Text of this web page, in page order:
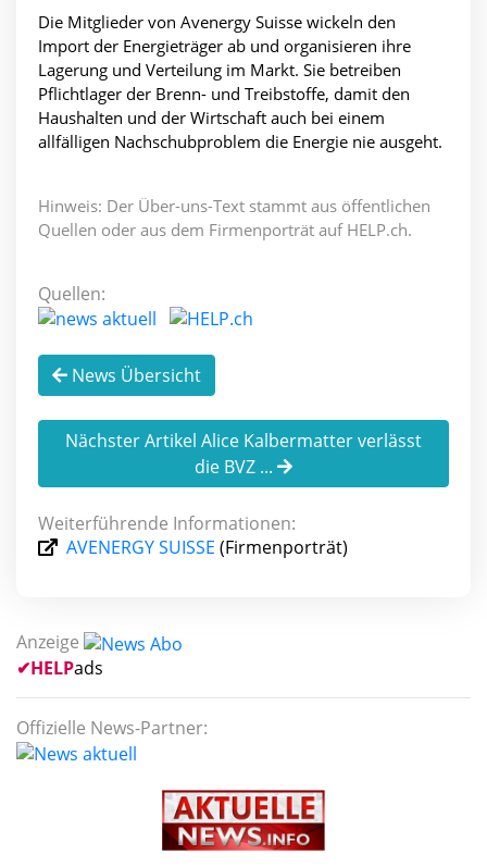
Die Mitglieder von Avenergy Suisse wickeln den
Import der Energieträger ab und organisieren ihre
Lagerung und Verteilung im Markt. Sie betreiben
Pflichtlager der Brenn- und Treibstoffe, damit den
Haushalten und der Wirtschaft auch bei einem
allfälligen Nachschubproblem die Energie nie ausgeht.
Hinweis: Der Über-uns-Text stammt aus öffentlichen
Quellen oder aus dem Firmenporträt auf HELP.ch.
Quellen:
News Übersicht
Nächster Artikel Alice Kalbermatter verlässt
die BVZ ...
Weiterführende Informationen:
AVENERGY SUISSE (Firmenporträt)
Anzeige
✔HELPads
Offizielle News-Partner: